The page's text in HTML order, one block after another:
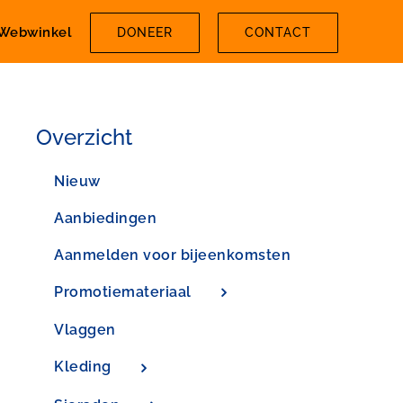
DONEER CONTACT
Overzicht
Nieuw
Aanbiedingen
Aanmelden voor bijeenkomsten
Promotiemateriaal
Vlaggen
Kleding